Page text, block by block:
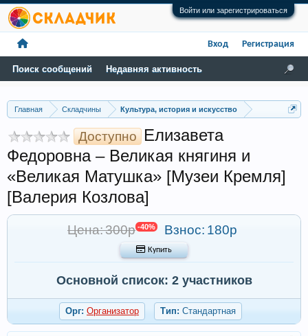
Войти или зарегистрироваться
Главная Складчины Культура, история и искусство
Доступно Елизавета
Федоровна – Великая княгиня и
«Великая Матушка» [Музеи Кремля]
[Валерия Козлова]
Цена: 300р -40% Взнос: 180р
 Купить
Основной список: 2 участников
Орг: Организатор Тип: Стандартная
Поиск сообщений Недавняя активность
Вход Регистрация